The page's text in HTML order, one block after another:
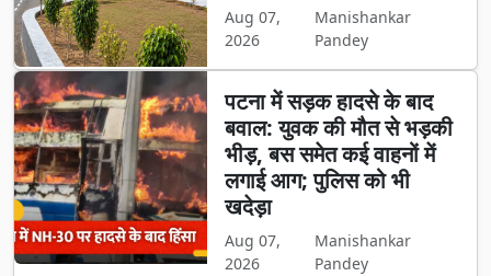
Aug 07,
2026
Manishankar
Pandey
पटना में सड़क हादसे के बाद
बवाल: युवक की मौत से भड़की
भीड़, बस समेत कई वाहनों में
लगाई आग; पुलिस को भी
खदेड़ा
Aug 07,
2026
Manishankar
Pandey